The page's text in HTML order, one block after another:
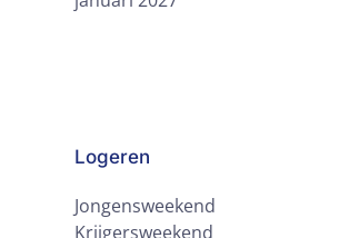
Logeren
Jongensweekend
Krijgersweekend